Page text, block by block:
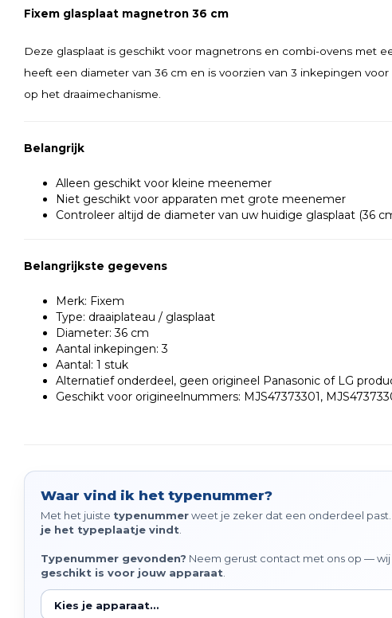
Fixem glasplaat magnetron 36 cm
Deze glasplaat is geschikt voor magnetrons en combi-ovens met
heeft een diameter van 36 cm en is voorzien van 3 inkepingen
op het draaimechanisme.
Belangrijk
Alleen geschikt voor kleine meenemer
Niet geschikt voor apparaten met grote meenemer
Controleer altijd de diameter van uw huidige glasplaat (36
Belangrijkste gegevens
Merk: Fixem
Type: draaiplateau / glasplaat
Diameter: 36 cm
Aantal inkepingen: 3
Aantal: 1 stuk
Alternatief onderdeel, geen origineel Panasonic of LG
Geschikt voor origineelnummers: MJS47373301,
Waar vind ik het typenummer?
Met het juiste typenummerweet je zeker dat een onderdeel
je het typeplaatje vindt
Typenummer gevonden? Neem gerust contact met ons op —
geschikt is voor jouw apparaat